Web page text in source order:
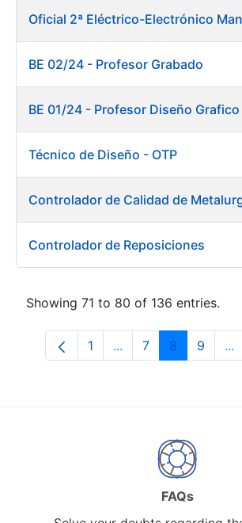
BE 02/24 - Profesor Grabado
BE 01/24 - Profesor Diseño Grafico
Técnico de Diseño - OTP
Controlador de Calidad de
Controlador de Reposiciones
Showing 71 to 80 of 136 entries.
Page
1 ...Intermediate Pages
Page
7 Page
8 Page
9 ...
FAQs